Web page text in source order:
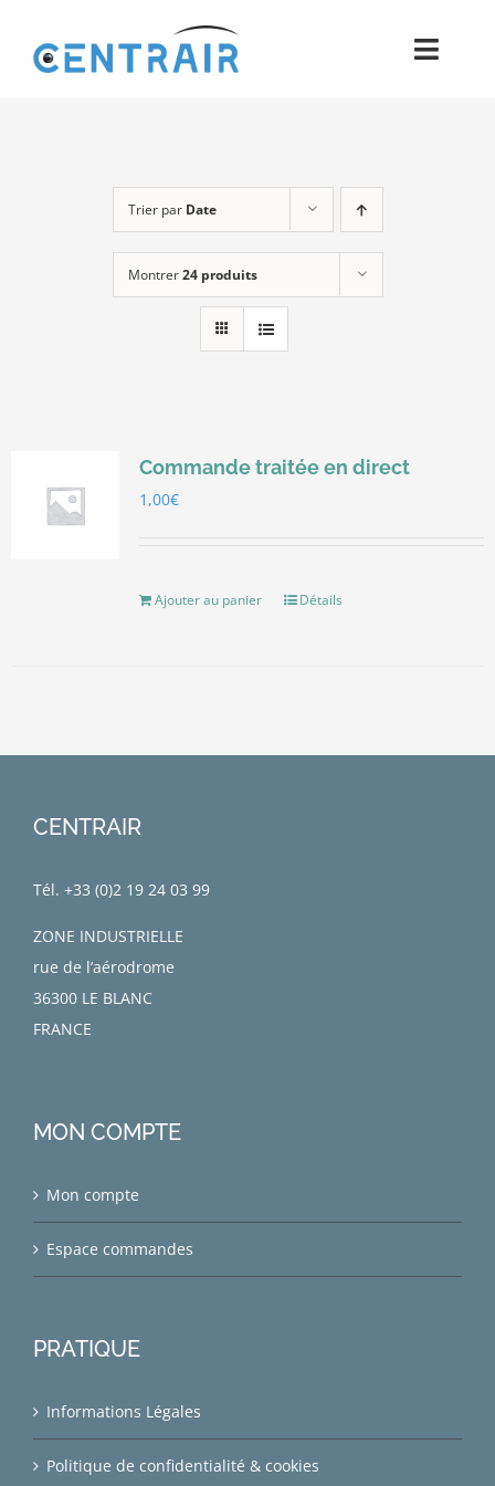
contenu
Moyens
Pièces
Process
Trier par Date
Montrer24 produits
Commande traitée en direct
1,00€
Ajouter au panier Détails
CENTRAIR
Tél. +33 (0)2 19 24 03 99
ZONE INDUSTRIELLE
rue de l’aérodrome
36300 LE BLANC
FRANCE
MON COMPTE
Mon compte
Espace commandes
PRATIQUE
Informations Légales
Politique de confidentialité & cookies